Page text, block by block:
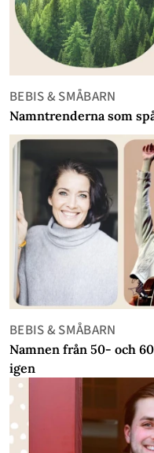
BEBIS & SMÅBARN
Namntrenderna som
BEBIS & SMÅBARN
Namnen från 50- och
igen